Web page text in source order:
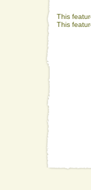
This
This